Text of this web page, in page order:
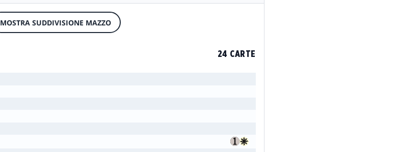
MOSTRA SUDDIVISIONE MAZZO
24 CARTE